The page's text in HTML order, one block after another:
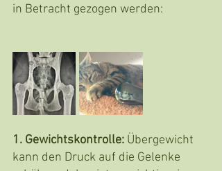
in Betracht gezogen werden:
1. Gewichtskontrolle: Übergewicht
kann den Druck auf die Gelenke